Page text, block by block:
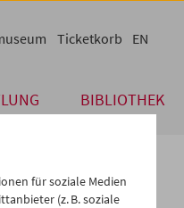
BIBLIOTHEK
Ticketkorb EN
für soziale Medien
(z. B. soziale